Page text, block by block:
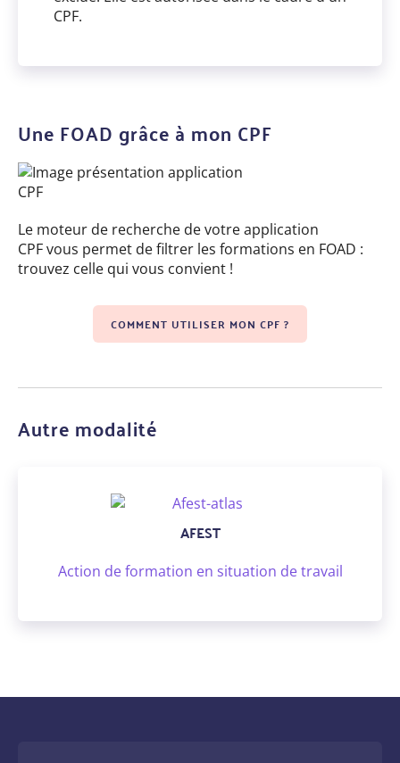
CPF.
Une FOAD grâce à mon CPF
Le moteur de recherche de votre application
CPF vous permet de filtrer les formations en FOAD :
trouvez celle qui vous convient !
COMMENT UTILISER MON CPF ?
Autre modalité
AFEST
Action de formation en situation de travail